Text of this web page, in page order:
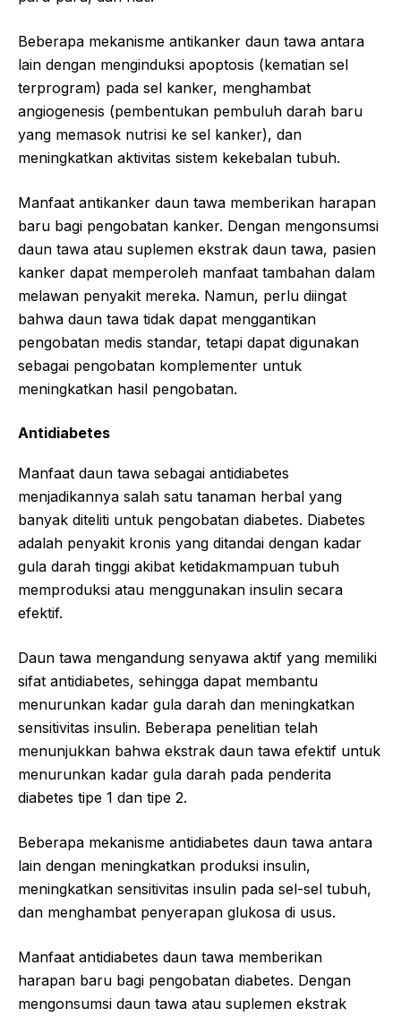
Beberapa mekanisme antikanker daun tawa antara
lain dengan menginduksi apoptosis (kematian sel
terprogram) pada sel kanker, menghambat
angiogenesis (pembentukan pembuluh darah baru
yang memasok nutrisi ke sel kanker), dan
meningkatkan aktivitas sistem kekebalan tubuh.
Manfaat antikanker daun tawa memberikan harapan
baru bagi pengobatan kanker. Dengan mengonsumsi
daun tawa atau suplemen ekstrak daun tawa, pasien
kanker dapat memperoleh manfaat tambahan dalam
melawan penyakit mereka. Namun, perlu diingat
bahwa daun tawa tidak dapat menggantikan
pengobatan medis standar, tetapi dapat digunakan
sebagai pengobatan komplementer untuk
meningkatkan hasil pengobatan.
Antidiabetes
Manfaat daun tawa sebagai antidiabetes
menjadikannya salah satu tanaman herbal yang
banyak diteliti untuk pengobatan diabetes. Diabetes
adalah penyakit kronis yang ditandai dengan kadar
gula darah tinggi akibat ketidakmampuan tubuh
memproduksi atau menggunakan insulin secara
efektif.
Daun tawa mengandung senyawa aktif yang memiliki
sifat antidiabetes, sehingga dapat membantu
menurunkan kadar gula darah dan meningkatkan
sensitivitas insulin. Beberapa penelitian telah
menunjukkan bahwa ekstrak daun tawa efektif untuk
menurunkan kadar gula darah pada penderita
diabetes tipe 1 dan tipe 2.
Beberapa mekanisme antidiabetes daun tawa antara
lain dengan meningkatkan produksi insulin,
meningkatkan sensitivitas insulin pada sel-sel tubuh,
dan menghambat penyerapan glukosa di usus.
Manfaat antidiabetes daun tawa memberikan
harapan baru bagi pengobatan diabetes. Dengan
mengonsumsi daun tawa atau suplemen ekstrak